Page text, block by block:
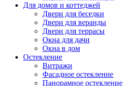
Для домов и коттеджей
Двери для беседки
Двери для веранды
Двери для террасы
Окна для дачи
Окна в дом
Остекление
Витражи
Фасадное остекление
Панорамное остекление